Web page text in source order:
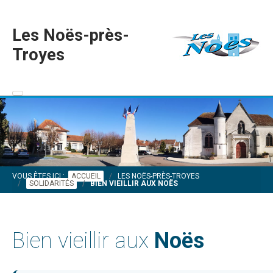
Les Noës-près-
Troyes
VOUS ÊTES ICI : ACCUEIL
LES NOËS-PRÈS-TROYES
SOLIDARITÉS
BIEN VIEILLIR AUX NOËS
Bien vieillir aux Noës